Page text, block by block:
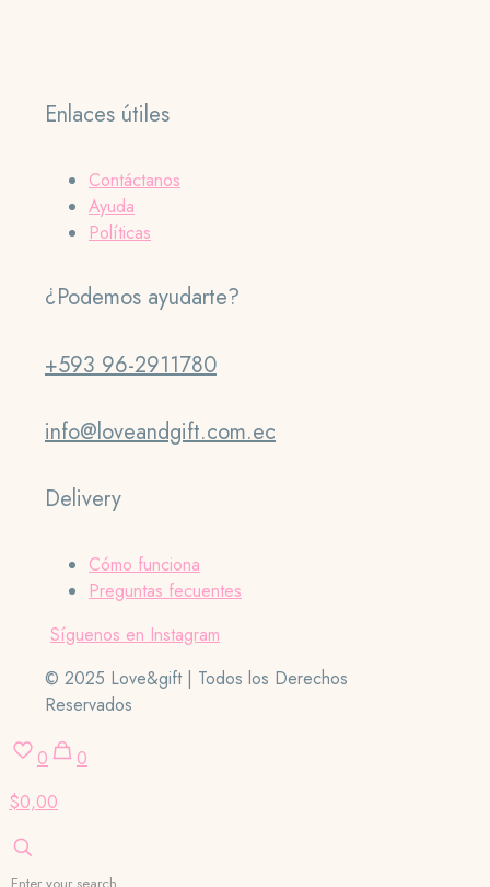
Enlaces útiles
Contáctanos
Ayuda
Políticas
¿Podemos ayudarte?
+593 96-2911780
info@loveandgift.com.ec
Delivery
Cómo funciona
Preguntas fecuentes
Síguenos en Instagram
© 2025 Love&gift | Todos los Derechos
Reservados
0
0
$0,00